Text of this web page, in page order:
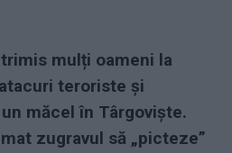
mulți oameni la
teroriste și
măcel în Târgoviște.
zugravul să „picteze”